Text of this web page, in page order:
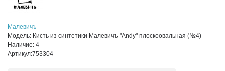
Малевичъ
Модель: Кисть из синтетики Малевичъ "Andy" плоскоовальная (№4)
Наличие: 4
Артикул:753304